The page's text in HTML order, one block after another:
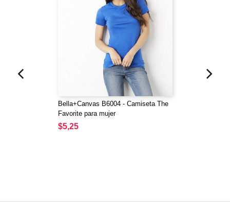
Bella+Canvas B6004 - Camiseta The
Favorite para mujer
$5,25